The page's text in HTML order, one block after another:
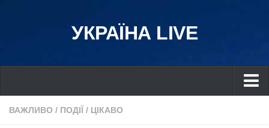
УКРАЇНА LIVE
Україна
ВАЖЛИВО / ПОДІЇ / ЦІКАВО